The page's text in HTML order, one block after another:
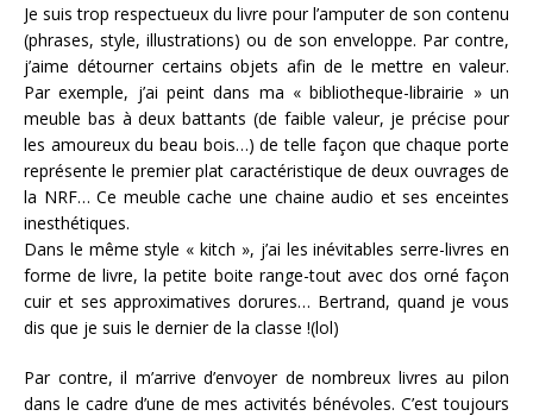
Je suis trop respectueux du livre pour l’amputer de son contenu
(phrases, style, illustrations) ou de son enveloppe. Par contre,
j’aime détourner certains objets afin de le mettre en valeur.
Par exemple, j’ai peint dans ma « bibliotheque-librairie » un
meuble bas à deux battants (de faible valeur, je précise pour
les amoureux du beau bois…) de telle façon que chaque porte
représente le premier plat caractéristique de deux ouvrages de
la NRF… Ce meuble cache une chaine audio et ses enceintes
inesthétiques.
Dans le même style « kitch », j’ai les inévitables serre-livres en
forme de livre, la petite boite range-tout avec dos orné façon
cuir et ses approximatives dorures… Bertrand, quand je vous
dis que je suis le dernier de la classe !(lol)
Par contre, il m’arrive d’envoyer de nombreux livres au pilon
dans le cadre d’une de mes activités bénévoles. C’est toujours